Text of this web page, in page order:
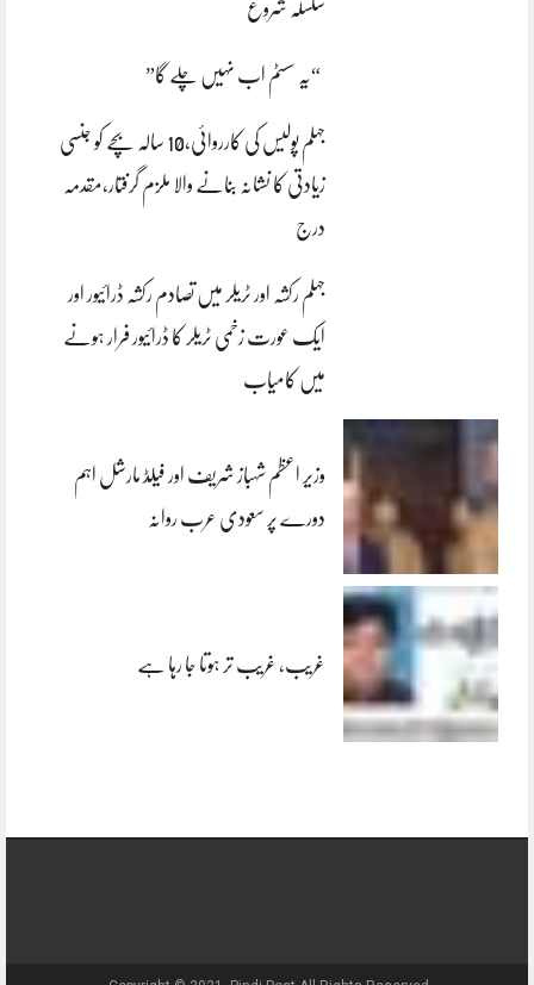
سلسلہ شروع
“یہ سسٹم اب نہیں چلے گا”
جہلم پولیس کی کارروائی،10 سالہ بچے کو جنسی
زیادتی کا نشانہ بنانے والا ملزم گرفتار،مقدمہ
درج
جہلم رکشہ اور ٹریلر میں تصادم رکشہ ڈرائیور اور
ایک عورت زخمی ٹریلر کا ڈرائیور فرار ہونے
میں کامیاب
وزیر اعظم شہباز شریف اور فیلڈ مارشل اہم
دورے پر سعودی عرب روانہ
غریب، غریب تر ہوتا جا رہا ہے